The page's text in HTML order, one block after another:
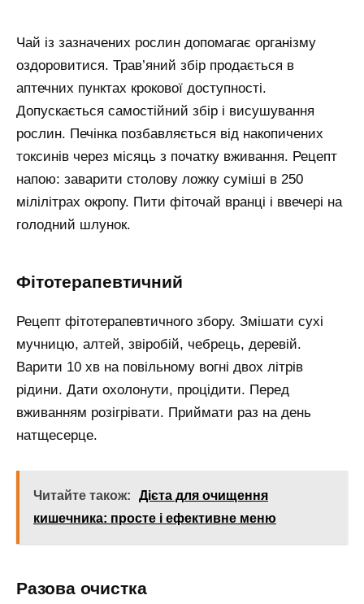
Чай із зазначених рослин допомагає організму
оздоровитися. Трав’яний збір продається в
аптечних пунктах крокової доступності.
Допускається самостійний збір і висушування
рослин. Печінка позбавляється від накопичених
токсинів через місяць з початку вживання. Рецепт
напою: заварити столову ложку суміші в 250
мілілітрах окропу. Пити фіточай вранці і ввечері на
голодний шлунок.
Фітотерапевтичний
Рецепт фітотерапевтичного збору. Змішати сухі
мучницю, алтей, звіробій, чебрець, деревій.
Варити 10 хв на повільному вогні двох літрів
рідини. Дати охолонути, процідити. Перед
вживанням розігрівати. Приймати раз на день
натщесерце.
Читайте також:
Дієта для очищення
кишечника: просте і ефективне меню
Разова очистка